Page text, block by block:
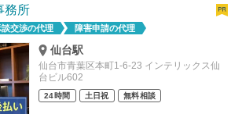
務所
談交渉の代理 障害申請の代理
仙台駅
仙台市青葉区本町1-6-23 インテリックス仙
台ビル602
24時間 土日祝 無料相談